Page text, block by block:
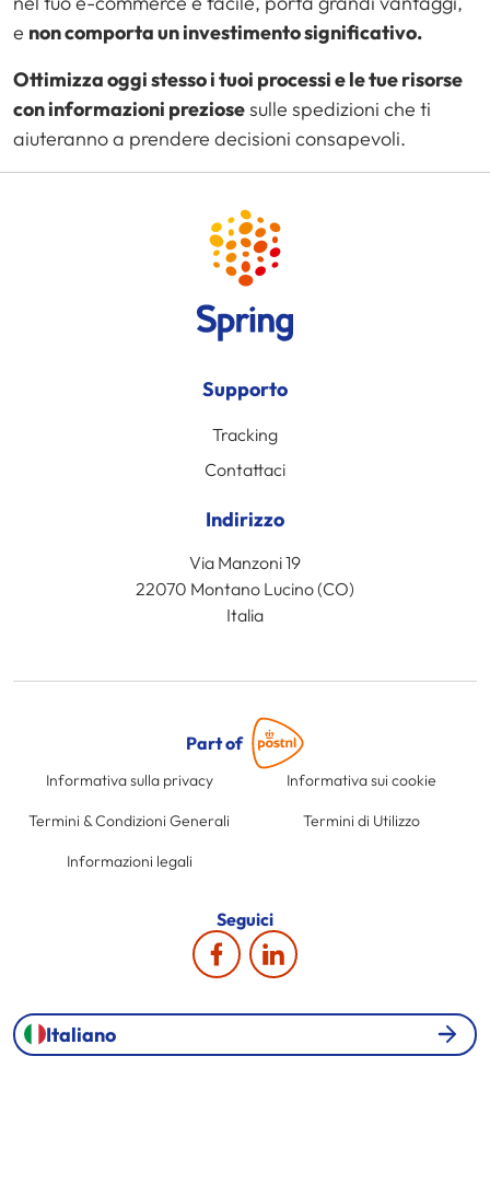
e non comporta un investimento significativo.
Ottimizza oggi stesso i tuoi processi e le tue risorse
con informazioni preziosesulle spedizioni che ti
aiuteranno a prendere decisioni consapevoli.
Supporto
Tracking
Contattaci
Indirizzo
Via Manzoni 19
22070 Montano Lucino (CO)
Italia
Part of
Informativa sulla privacy Informativa sui cookie
Termini & Condizioni Generali Termini di Utilizzo
Informazioni legali
Seguici
Italiano